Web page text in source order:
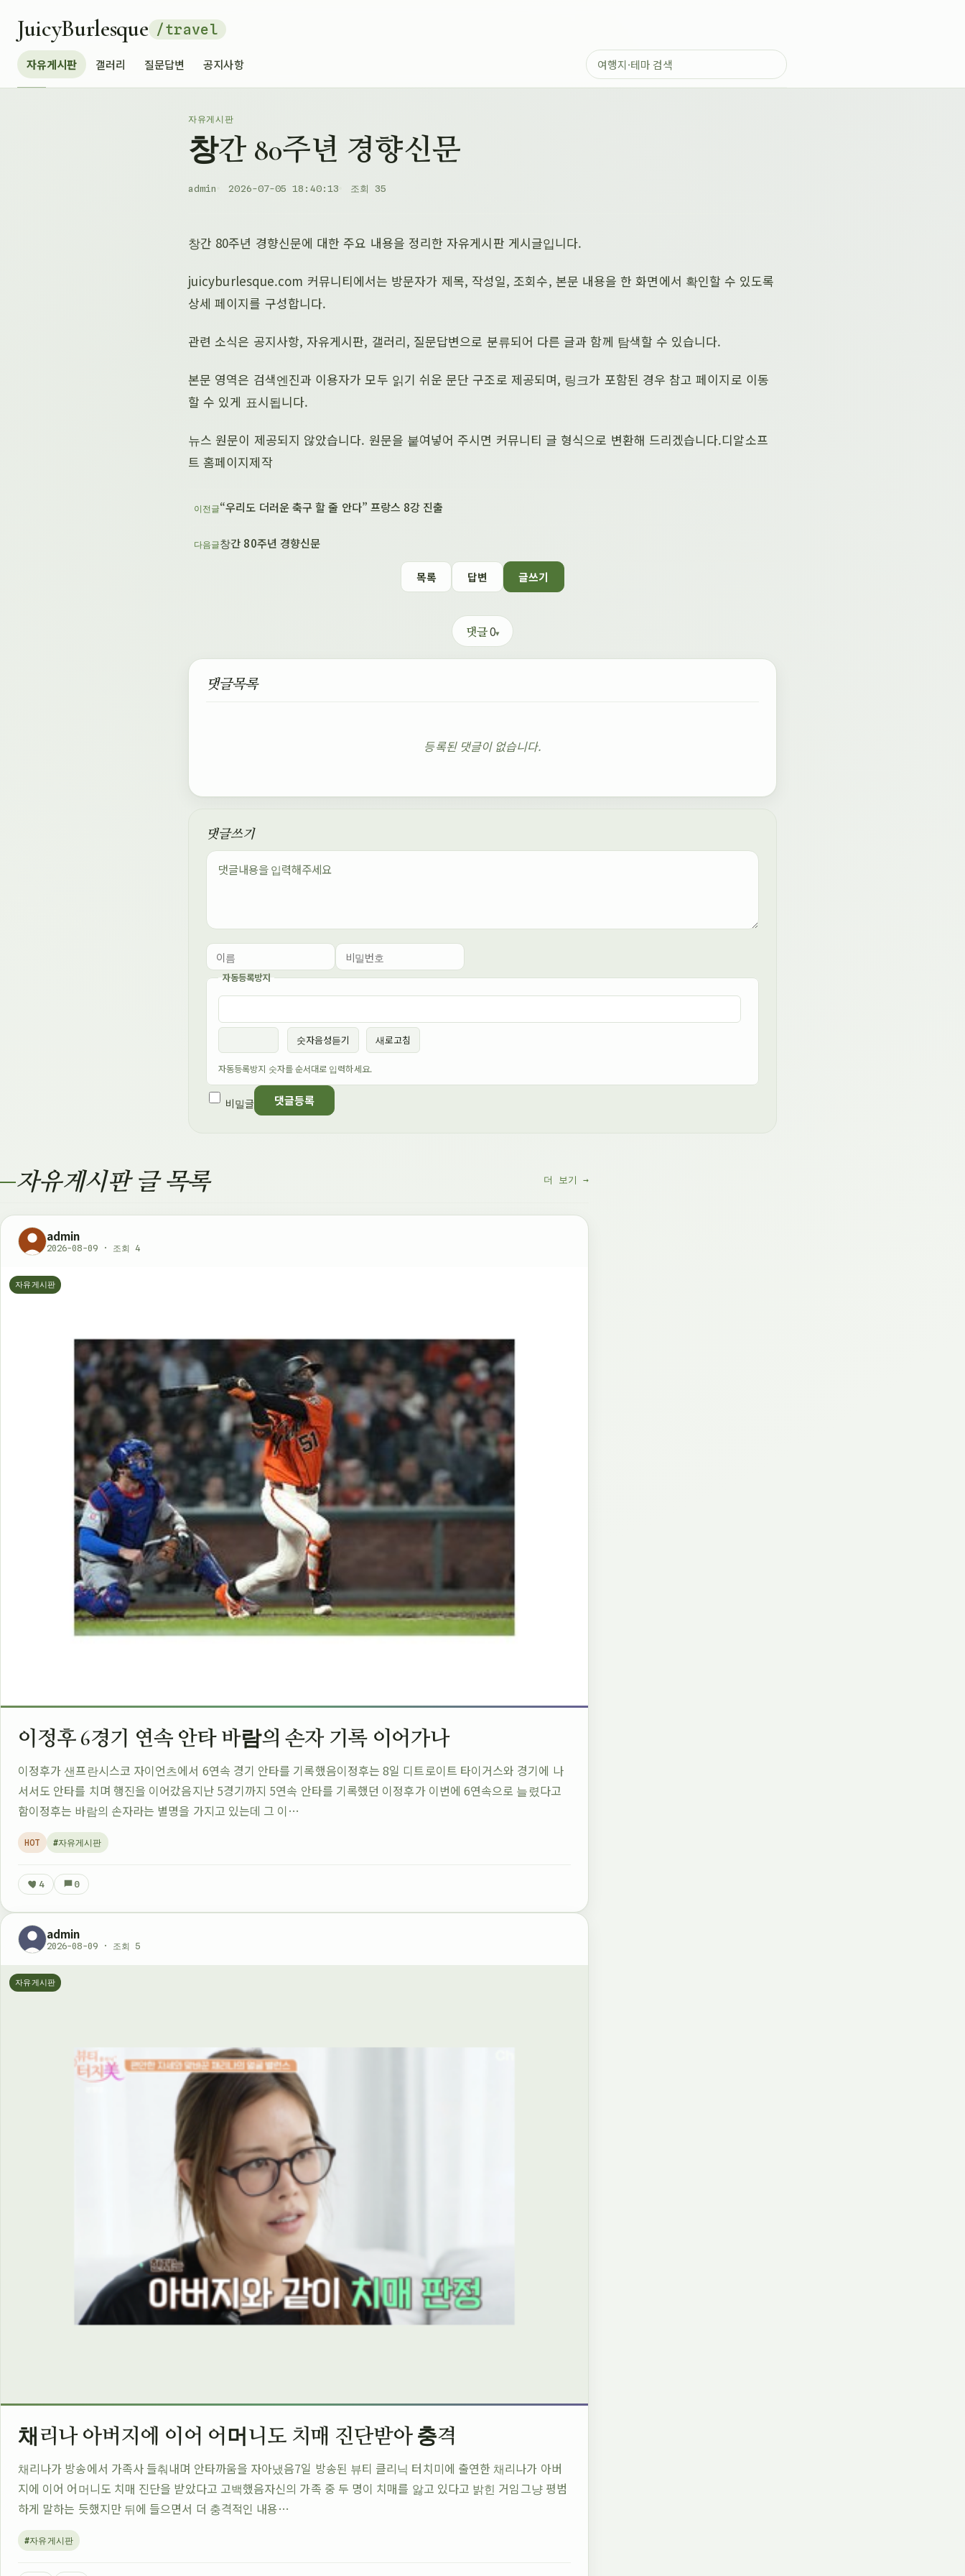
JuicyBurlesque /travel
자유게시판 갤러리 질문답변 공지사항
자유게시판
창간 80주년 경향신문
admin 2026-07-05 18:40:13 조회 35
창간 80주년 경향신문에 대한 주요 내용을 정리한 자유게시판 게시글입니다.
juicyburlesque.com 커뮤니티에서는 방문자가 제목, 작성일, 조회수, 본문 내용을 한 화면에서 확인할 수 있도록
상세 페이지를 구성합니다.
관련 소식은 공지사항, 자유게시판, 갤러리, 질문답변으로 분류되어 다른 글과 함께 탐색할 수 있습니다.
본문 영역은 검색엔진과 이용자가 모두 읽기 쉬운 문단 구조로 제공되며, 링크가 포함된 경우 참고 페이지로 이동
할 수 있게 표시됩니다.
뉴스 원문이 제공되지 않았습니다. 원문을 붙여넣어 주시면 커뮤니티 글 형식으로 변환해 드리겠습니다.디알소프
트 홈페이지제작
이전글“우리도 더러운 축구 할 줄 안다” 프랑스 8강 진출
다음글창간 80주년 경향신문
목록 답변 글쓰기
댓글0
댓글목록
등록된 댓글이 없습니다.
댓글쓰기
내용
이름필수
비밀번호필수
자동등록방지
숫자음성듣기 새로고침
자동등록방지 숫자를 순서대로 입력하세요.
비밀글 댓글등록
자유게시판 글 목록 더 보기 →
admin
2026-08-09 · 조회 4
자유게시판
이정후 6경기 연속 안타 바람의 손자 기록 이어가나
이정후가 샌프란시스코 자이언츠에서 6연속 경기 안타를 기록했음이정후는 8일 디트로이트 타이거스와 경기에 나
서서도 안타를 치며 행진을 이어갔음지난 5경기까지 5연속 안타를 기록했던 이정후가 이번에 6연속으로 늘렸다고
함이정후는 바람의 손자라는 별명을 가지고 있는데 그 이…
HOT #자유게시판
4 0
admin
2026-08-09 · 조회 5
자유게시판
채리나 아버지에 이어 어머니도 치매 진단받아 충격
채리나가 방송에서 가족사 들춰내며 안타까움을 자아냈음7일 방송된 뷰티 클리닉 터치미에 출연한 채리나가 아버
지에 이어 어머니도 치매 진단을 받았다고 고백했음자신의 가족 중 두 명이 치매를 앓고 있다고 밝힌 거임그냥 평범
하게 말하는 듯했지만 뒤에 들으면서 더 충격적인 내용…
#자유게시판